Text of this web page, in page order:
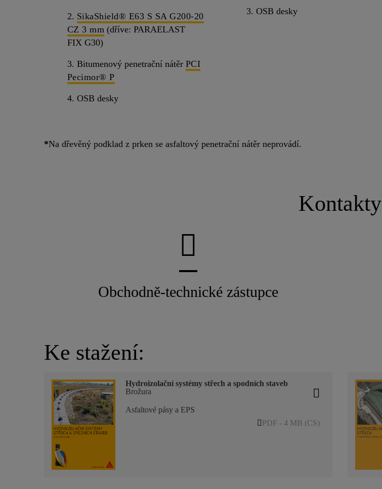
2. SikaShield® E63 S SA G200-20
CZ 3 mm (dříve: PARAELAST
FIX G30)
3. Bitumenový penetrační nátěr PCI
Pecimor® P
4. OSB desky
3. OSB desky
*Na dřevěný podklad z prken se asfaltový penetrační nátěr neprovádí.
Kontakty
Obchodně-technické zástupce
Ke stažení:
Hydroizolační systémy střech a spodních staveb
Brožura
Asfaltové pásy a EPS
PDF - 4 MB (CS)